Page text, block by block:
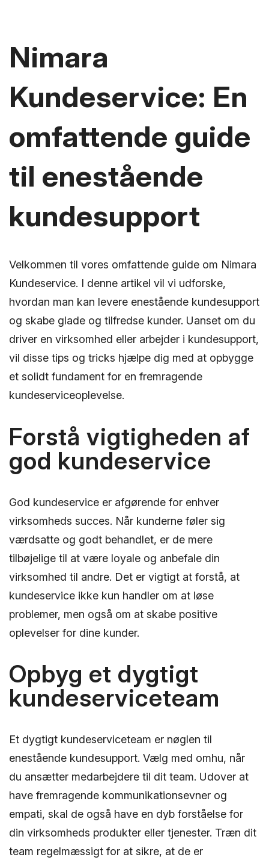
Nimara
Kundeservice: En
omfattende guide
til enestående
kundesupport
Velkommen til vores omfattende guide om Nimara
Kundeservice. I denne artikel vil vi udforske,
hvordan man kan levere enestående kundesupport
og skabe glade og tilfredse kunder. Uanset om du
driver en virksomhed eller arbejder i kundesupport,
vil disse tips og tricks hjælpe dig med at opbygge
et solidt fundament for en fremragende
kundeserviceoplevelse.
Forstå vigtigheden af
god kundeservice
God kundeservice er afgørende for enhver
virksomheds succes. Når kunderne føler sig
værdsatte og godt behandlet, er de mere
tilbøjelige til at være loyale og anbefale din
virksomhed til andre. Det er vigtigt at forstå, at
kundeservice ikke kun handler om at løse
problemer, men også om at skabe positive
oplevelser for dine kunder.
Opbyg et dygtigt
kundeserviceteam
Et dygtigt kundeserviceteam er nøglen til
enestående kundesupport. Vælg med omhu, når
du ansætter medarbejdere til dit team. Udover at
have fremragende kommunikationsevner og
empati, skal de også have en dyb forståelse for
din virksomheds produkter eller tjenester. Træn dit
team regelmæssigt for at sikre, at de er